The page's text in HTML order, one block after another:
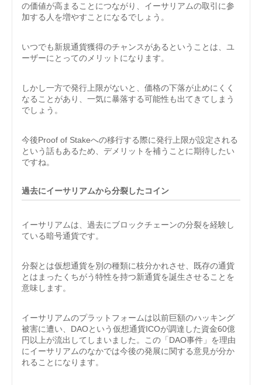
の価値が高まることにつながり、イーサリアムの取引に参
加する人を増やすことになるでしょう。
いつでも新規通貨獲得のチャンスがあるということは、ユ
ーザーにとってのメリットになります。
しかし一方で発行上限がないと、価格の下落が止めにくく
なることがあり、一気に暴落する可能性も出てきてしまう
でしょう。
今後Proof of Stakeへの移行する際に発行上限が設定される
という話もあるため、デメリットを補うことに期待したい
ですね。
過去にイーサリアムから分裂したコイン
イーサリアムは、過去にブロックチェーンの分裂を経験し
ている暗号通貨です。
分裂とは仮想通貨を別の種類に枝分かれさせ、既存の通貨
とはまったくちがう特性を持つ新通貨を誕生させることを
意味します。
イーサリアムのプラットフォームは以前巨額のハッキング
被害に遭い、DAOという仮想通貨ICOが調達した資金60億
円以上が流出してしまいました。この「DAO事件」を理由
にイーサリアムのなかでは今後の発展に関する意見が分か
れることになります。